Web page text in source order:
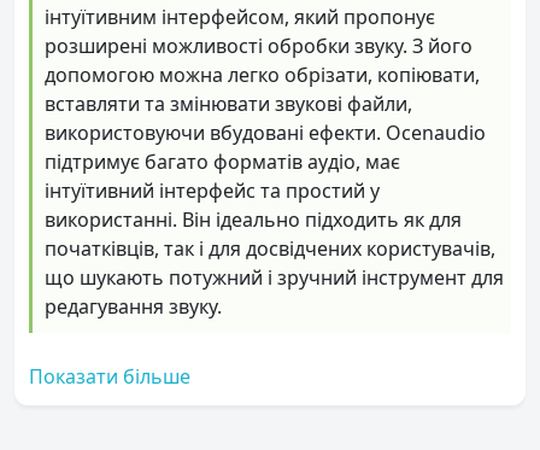
інтуїтивним інтерфейсом, який пропонує
розширені можливості обробки звуку. З його
допомогою можна легко обрізати, копіювати,
вставляти та змінювати звукові файли,
використовуючи вбудовані ефекти. Ocenaudio
підтримує багато форматів аудіо, має
інтуїтивний інтерфейс та простий у
використанні. Він ідеально підходить як для
початківців, так і для досвідчених користувачів,
що шукають потужний і зручний інструмент для
редагування звуку.
Показати більше